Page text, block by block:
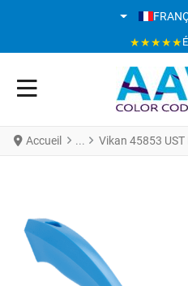
★★★★★
Accueil Vikan 45853 UST